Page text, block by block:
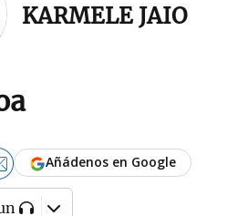
KARMELE JAIO
Añádenos en Google